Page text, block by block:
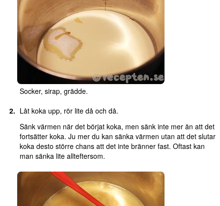
Socker, sirap, grädde.
Låt koka upp, rör lite då och då.
Sänk värmen när det börjat koka, men sänk inte mer än att det
fortsätter koka. Ju mer du kan sänka värmen utan att det slutar
koka desto större chans att det inte bränner fast. Oftast kan
man sänka lite allteftersom.